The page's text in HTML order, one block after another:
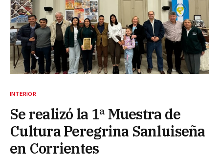
INTERIOR
Se realizó la 1ª Muestra de
Cultura Peregrina Sanluiseña
en Corrientes